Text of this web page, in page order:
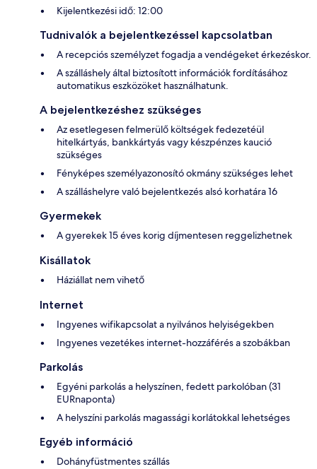
Kijelentkezési idő: 12:00
Tudnivalók a bejelentkezéssel kapcsolatban
A recepciós személyzet fogadja a vendégeket érkezéskor.
A szálláshely által biztosított információk fordításához
automatikus eszközöket használhatunk.
A bejelentkezéshez szükséges
Az esetlegesen felmerülő költségek fedezetéül
hitelkártyás, bankkártyás vagy készpénzes kaució
szükséges
Fényképes személyazonosító okmány szükséges lehet
A szálláshelyre való bejelentkezés alsó korhatára 16
Gyermekek
A gyerekek 15 éves korig díjmentesen reggelizhetnek
Kisállatok
Háziállat nem vihető
Internet
Ingyenes wifikapcsolat a nyilvános helyiségekben
Ingyenes vezetékes internet-hozzáférés a szobákban
Parkolás
Egyéni parkolás a helyszínen, fedett parkolóban (31
EURnaponta)
A helyszíni parkolás magassági korlátokkal lehetséges
Egyéb információ
Dohányfüstmentes szállás